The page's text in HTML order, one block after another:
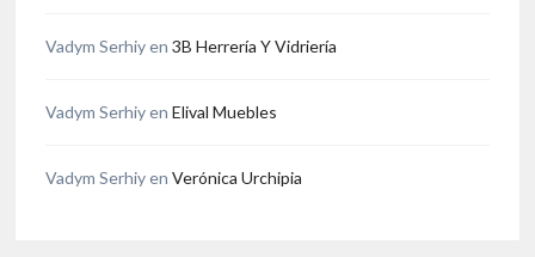
Vadym Serhiyen 3B Herrería Y Vidriería
Vadym Serhiyen Elival Muebles
Vadym Serhiyen Verónica Urchipia